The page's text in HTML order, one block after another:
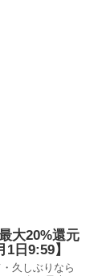
大20%還元
日9:59】
久しぶりなら